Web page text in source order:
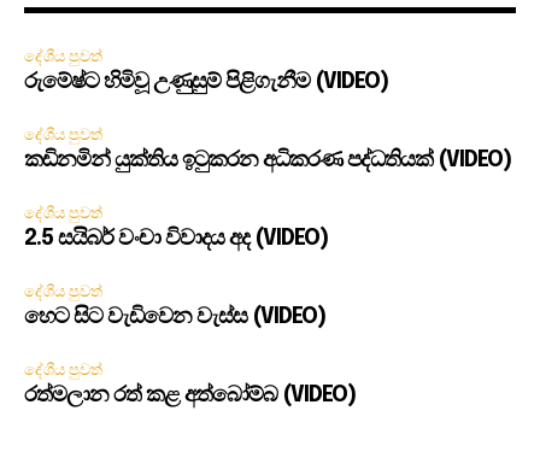
දේශීය පුවත්
රුමේෂ්ට හිමිවූ උණුසුම් පිළිගැනීම (VIDEO)
දේශීය පුවත්
කඩිනමින් යුක්තිය ඉටුකරන අධිකරණ පද්ධතියක් (VIDEO)
දේශීය පුවත්
2.5 සයිබර් වංචා විවාදය අද (VIDEO)
දේශීය පුවත්
හෙට සිට වැඩිවෙන වැස්ස (VIDEO)
දේශීය පුවත්
රත්මලාන රත් කළ අත්බෝම්බ (VIDEO)